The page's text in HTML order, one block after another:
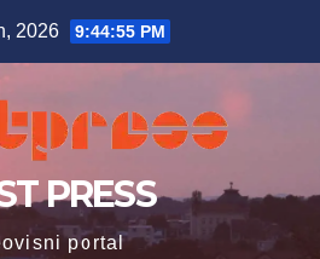
2026 9:44:57 PM
PRESS
portal